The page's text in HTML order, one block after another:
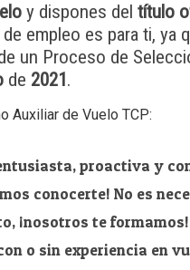
y dispones deltítulo
empleo es para ti, ya
un Proceso de
de 2021.
Auxiliar de Vuelo TCP:
proactiva y
conocerte! No es
¡nosotros te
o sin experiencia en